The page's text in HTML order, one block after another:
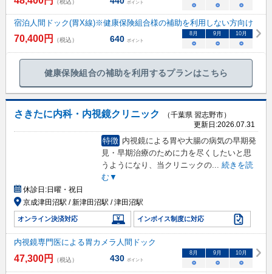
（税込） ポイント ○ ○ ○
宿泊人間ドック(胃X線)※健康保険組合様の補助を利用しない方向け
70,400円 （税込） 640 ポイント
8 月 9 月 10月
○ ○ ○
健康保険組合の補助を利用するプランはこちら
さきたに内科・内視鏡クリニック
（千葉県 習志野市）
更新日:2026.07.31
特徴 内視鏡による胃や大腸の病気の早期発
見・早期治療のために力を尽くしたいと思
うようになり、当クリニックの... 続きを読
む▼
休診日:日曜・祝日
京成津田沼駅 / 新津田沼駅 / 津田沼駅
オンライン決済対応 インボイス制度に対応
内視鏡専門医による胃カメラ人間ドック
47,300円 （税込） 430 ポイント
8月 9月 10月
○ ○ ○